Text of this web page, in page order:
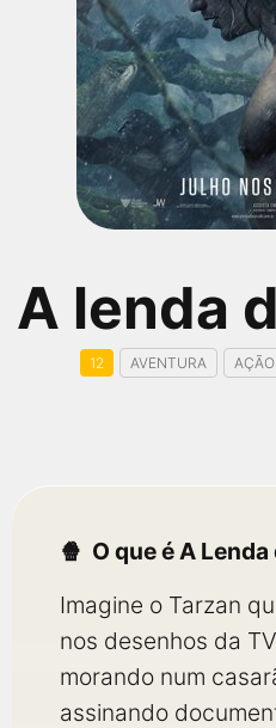
A lenda
12 AVENTURA AÇÃO
O que é A
Imagine o Tarzan
nos desenhos da
morando num
assinando
FilmesNoCinema.com.bré o maior
sessões de cinema no Brasil. Através
encontrar os filmes no cinema mais
qualquer cidade em território
acessar informações sobre cinemas,
trailers e muito mais.